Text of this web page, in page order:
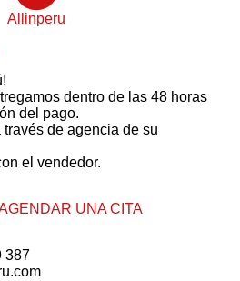
Allinperu
dentro de las 48 horas
del pago.
de agencia de su
el vendedor.
UNA CITA
387